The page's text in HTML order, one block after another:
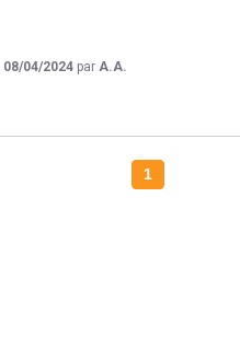
08/04/2024 parA.A.
1